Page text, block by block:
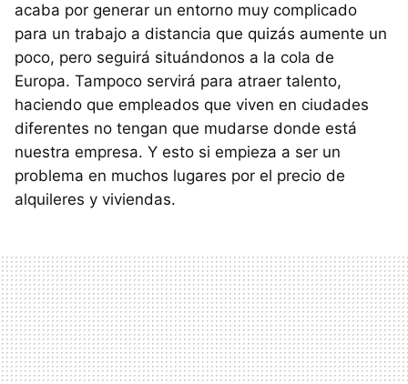
acaba por generar un entorno muy complicado
para un trabajo a distancia que quizás aumente un
poco, pero seguirá situándonos a la cola de
Europa. Tampoco servirá para atraer talento,
haciendo que empleados que viven en ciudades
diferentes no tengan que mudarse donde está
nuestra empresa. Y esto si empieza a ser un
problema en muchos lugares por el precio de
alquileres y viviendas.